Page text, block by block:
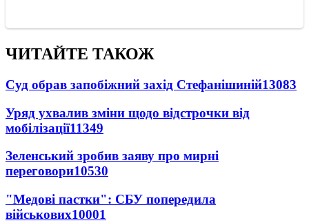
ЧИТАЙТЕ ТАКОЖ
Суд обрав запобіжний захід Стефанішиній13083
Уряд ухвалив зміни щодо відстрочки від
мобілізації11349
Зеленський зробив заяву про мирні
переговори10530
"Медові пастки": СБУ попередила
військових10001